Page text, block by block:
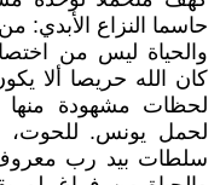
حاسما النزاع الأبدي:
والحياة ليس من
كان الله حريصا ألا
لحظات مشهودة
لحمل يونس. للحوت،
سلطات بيد رب